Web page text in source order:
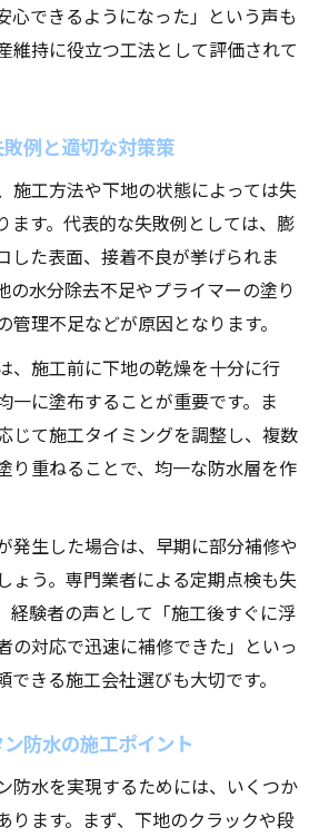
心できるようになった」という声も
維持に役立つ工法として評価されて
例と適切な対策策
施工方法や下地の状態によっては失
ます。代表的な失敗例としては、膨
した表面、接着不良が挙げられま
の水分除去不足やプライマーの塗り
管理不足などが原因となります。
、施工前に下地の乾燥を十分に行
一に塗布することが重要です。ま
じて施工タイミングを調整し、複数
り重ねることで、均一な防水層を作
発生した場合は、早期に部分補修や
ょう。専門業者による定期点検も失
経験者の声として「施工後すぐに浮
の対応で迅速に補修できた」といっ
できる施工会社選びも大切です。
防水の施工ポイント
防水を実現するためには、いくつか
ります。まず、下地のクラックや段